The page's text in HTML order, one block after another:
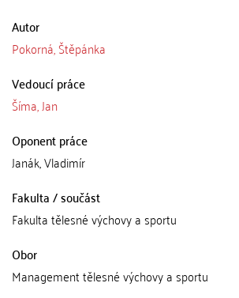
Autor
Pokorná, Štěpánka
Vedoucí práce
Šíma, Jan
Oponent práce
Janák, Vladimír
Fakulta / součást
Fakulta tělesné výchovy a sportu
Obor
Management tělesné výchovy a sportu